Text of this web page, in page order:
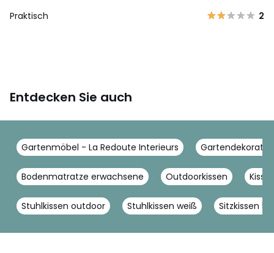
Praktisch 2
Entdecken Sie auch
Gartenmöbel - La Redoute Interieurs
Bodenmatratze erwachsene Outdoorkissen
Stuhlkissen outdoor Stuhlkissen weiß Sitzkissen